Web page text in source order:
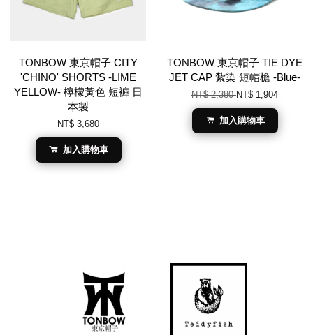
TONBOW 東京帽子 CITY
'CHINO' SHORTS -LIME
YELLOW- 檸檬黃色 短褲 日
本製
NT$ 3,680
加入購物車
TONBOW 東京帽子 TIE DYE
JET CAP 紮染 短帽檐 -Blue-
NT$ 2,380NT$ 1,904
加入購物車